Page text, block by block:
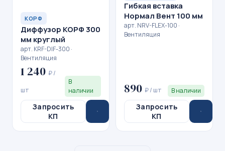
КОРФ
Диффузор КОРФ 300
мм круглый
арт. KRF-DIF-300 ·
Вентиляция
1 240 ₽ /
шт
В
наличии
Запросить
КП
Гибкая вставка
Нормал Вент 100 мм
арт. NRV-FLEX-100 ·
Вентиляция
890 ₽ / шт В наличии
Запросить
КП